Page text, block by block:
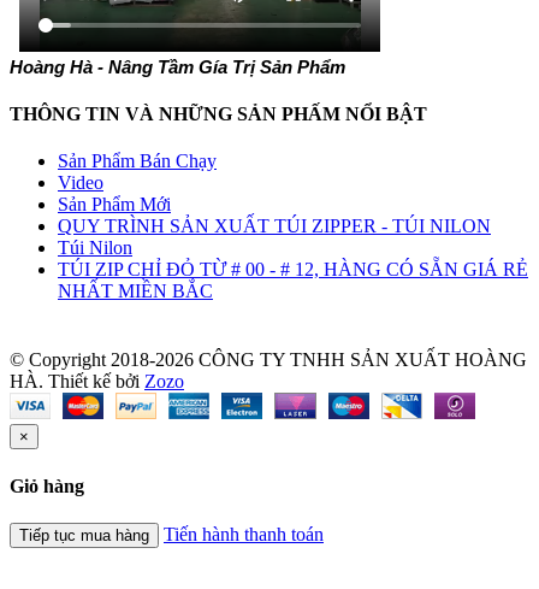
Hoàng Hà - Nâng Tầm Gía Trị Sản Phẩm
THÔNG TIN VÀ NHỮNG SẢN PHẤM NỔI BẬT
Sản Phẩm Bán Chạy
Video
Sản Phẩm Mới
QUY TRÌNH SẢN XUẤT TÚI ZIPPER - TÚI NILON
Túi Nilon
TÚI ZIP CHỈ ĐỎ TỪ # 00 - # 12, HÀNG CÓ SẴN GIÁ RẺ
NHẤT MIỀN BẮC
© Copyright 2018-2026 CÔNG TY TNHH SẢN XUẤT HOÀNG
HÀ. Thiết kế bởi Zozo
×
Giỏ hàng
Tiếp tục mua hàng Tiến hành thanh toán